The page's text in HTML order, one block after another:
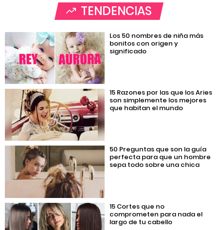
TENDENCIAS
Los 50 nombres de niña más
bonitos con origen y
significado
15 Razones por las que los Aries
son simplemente los mejores
que habitan el mundo
50 Preguntas que son la guía
perfecta para que un hombre
sepa todo sobre una chica
15 Cortes que no
comprometen para nada el
largo de tu cabello